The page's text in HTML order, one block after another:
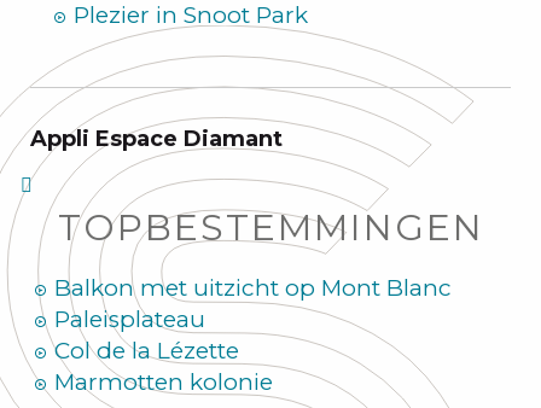
Plezier in Snoot Park
Appli Espace Diamant
TOPBESTEMMINGEN
Balkon met uitzicht op Mont Blanc
Paleisplateau
Col de la Lézette
Marmotten kolonie